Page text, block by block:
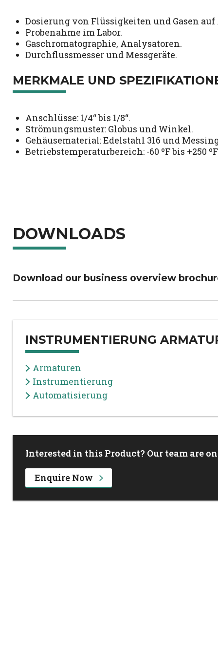
Dosierung von Flüssigkeiten und Gasen
Probenahme im Labor.
Gaschromatographie, Analysatoren.
Durchflussmesser und Messgeräte.
MERKMALE UND
Anschlüsse: 1/4“ bis 1/8“.
Strömungsmuster: Globus und Winkel.
Gehäusematerial: Edelstahl 316 und
Betriebstemperaturbereich: -60 ºF bis +250 ºF
DOWNLOADS
Download our business overview
INSTRUMENTIERUNG
Armaturen
Instrumentierung
Automatisierung
Interested in this Product? Our team are
Enquire Now